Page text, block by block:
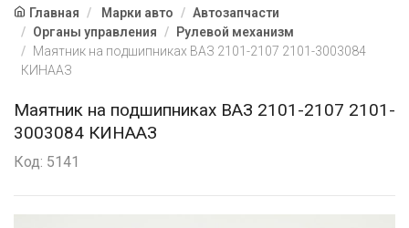
Главная Марки авто
Автозапчасти
Органы управления
Рулевой механизм
Маятник на подшипниках ВАЗ 2101-2107 2101-3003084
КИНААЗ
Маятник на подшипниках ВАЗ 2101-2107 2101-
3003084 КИНААЗ
Код: 5141